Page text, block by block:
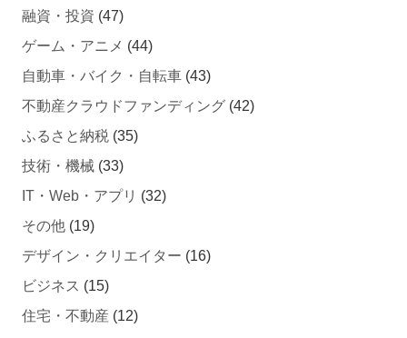
融資・投資 (47)
ゲーム・アニメ (44)
自動車・バイク・自転車 (43)
不動産クラウドファンディング (42)
ふるさと納税 (35)
技術・機械 (33)
IT・Web・アプリ (32)
その他 (19)
デザイン・クリエイター (16)
ビジネス (15)
住宅・不動産 (12)